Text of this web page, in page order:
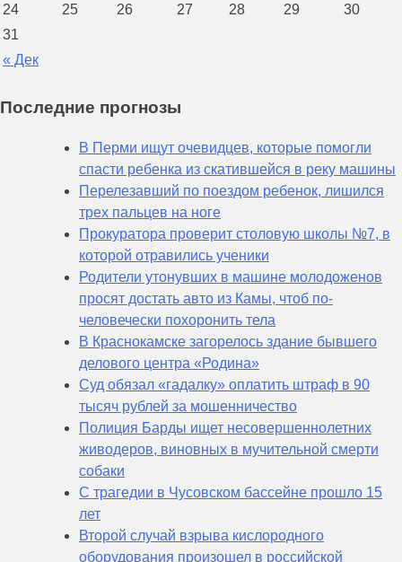
« Дек
24
25 26 27 28 29
30
31
Последние прогнозы
В Перми ищут очевидцев, которые помогли
спасти ребенка из скатившейся в реку машины
Перелезавший по поездом ребенок, лишился
трех пальцев на ноге
Прокуратора проверит столовую школы №7, в
которой отравились ученики
Родители утонувших в машине молодоженов
просят достать авто из Камы, чтоб по-
человечески похоронить тела
В Краснокамске загорелось здание бывшего
делового центра «Родина»
Суд обязал «гадалку» оплатить штраф в 90
тысяч рублей за мошенничество
Полиция Барды ищет несовершеннолетних
живодеров, виновных в мучительной смерти
собаки
С трагедии в Чусовском бассейне прошло 15
лет
Второй случай взрыва кислородного
оборудования произошел в российской